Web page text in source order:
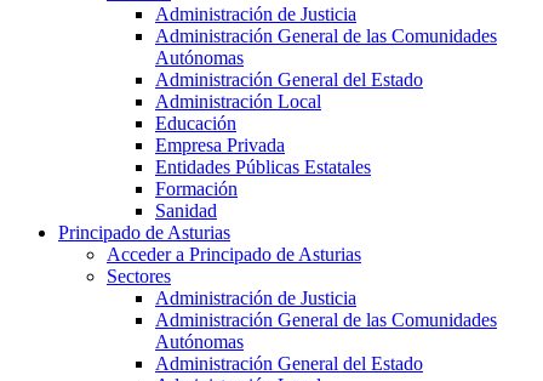
Administración de Justicia
Administración General de las Comunidades
Autónomas
Administración General del Estado
Administración Local
Educación
Empresa Privada
Entidades Públicas Estatales
Formación
Sanidad
Principado de Asturias
Acceder a Principado de Asturias
Sectores
Administración de Justicia
Administración General de las Comunidades
Autónomas
Administración General del Estado